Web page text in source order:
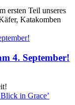
ersten Teil unseres
Katakomben
4. September!